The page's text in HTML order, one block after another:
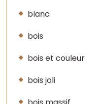
blanc
bois
bois et couleur
bois joli